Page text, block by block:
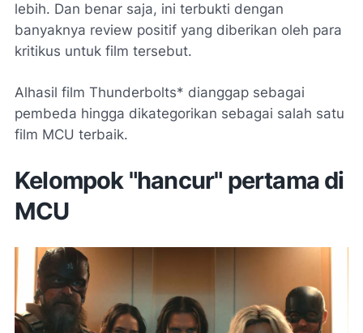
lebih. Dan benar saja, ini terbukti dengan
banyaknya review positif yang diberikan oleh para
kritikus untuk film tersebut.
Alhasil film Thunderbolts* dianggap sebagai
pembeda hingga dikategorikan sebagai salah satu
film MCU terbaik.
Kelompok "hancur" pertama di
MCU